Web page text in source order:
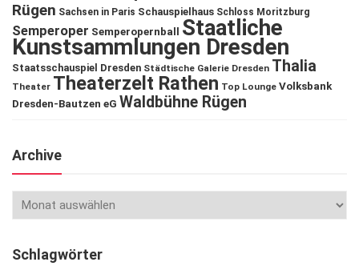
Rügen Sachsen in Paris Schauspielhaus Schloss Moritzburg
Semperoper Semperopernball Staatliche
Kunstsammlungen Dresden
Staatsschauspiel Dresden Städtische Galerie Dresden Thalia
Theater Theaterzelt Rathen Top Lounge Volksbank
Dresden-Bautzen eG Waldbühne Rügen
Archive
Schlagwörter